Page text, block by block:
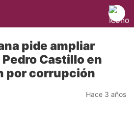
pide ampliar
Castillo en
por corrupción
Hace 3 años